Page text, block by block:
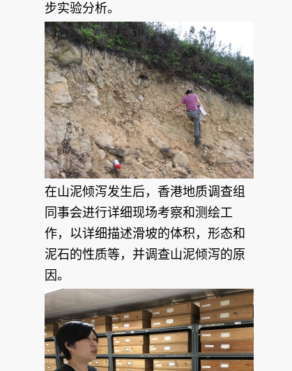
步实验分析。
在山泥倾泻发生后，香港地质调查组
同事会进行详细现场考察和测绘工
作，以详细描述滑坡的体积，形态和
泥石的性质等，并调查山泥倾泻的原
因。